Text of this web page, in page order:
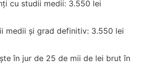
cu studii medii: 3.550 lei
medii și grad definitiv: 3.550 lei
în jur de 25 de mii de lei brut în